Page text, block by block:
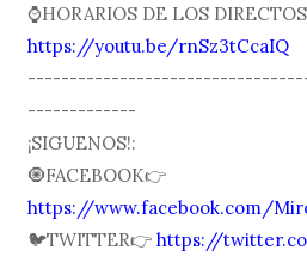
⌚️HORARIOS DE LOS
https://youtu.be/rnSz3tCcaIQ
-------------
¡SIGUENOS!:
🧿FACEBOOK👉
https://www.facebook.com/
🐦TWITTER👉https://